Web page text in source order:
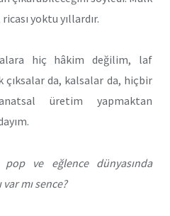
yoktu yıllardır.
hiç hâkim değilim, laf
çıksalar da, kalsalar da, hiçbir
üretim yapmaktan
pop ve eğlence dünyasında
mı sence?